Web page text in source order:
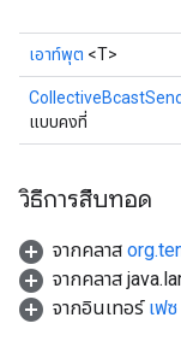
เอาท์พุต <T>
แบบคงที่
วิธีการสืบทอด
จากคลาส
จากคลาส
จากอินเทอร์ เฟ